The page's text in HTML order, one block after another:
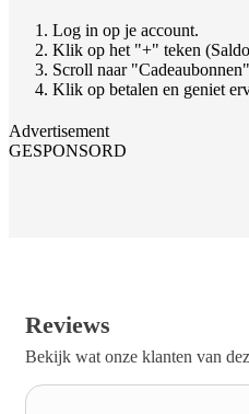
Log in op je account.
Klik op het "+" teken
Scroll naar
Klik op betalen en geniet
Advertisement
GESPONSORD
Reviews
Bekijk wat onze klanten van